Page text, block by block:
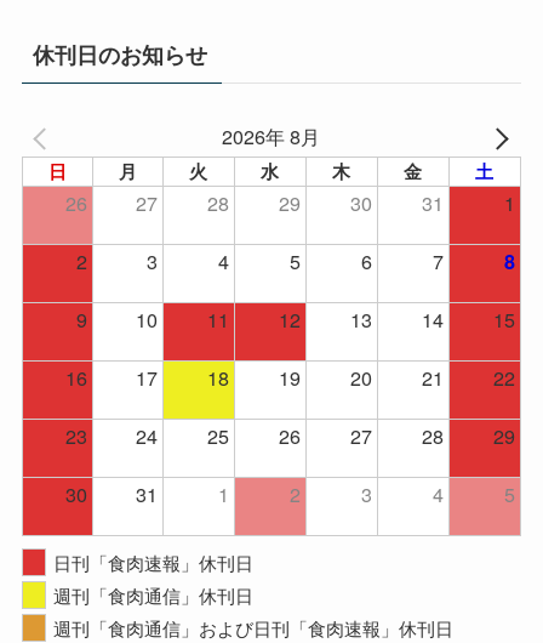
イ
ブ
休刊日のお知らせ
2026年 8月
日 月 火 水 木 金 土
26 27 28 29 30 31
1
2
3 4 5 6 7 8
9 10 11 12 13 14
15
16
17 18 19 20 21
22
23
24 25 26 27 28
29
30
31 1 2 3 4 5
日刊「食肉速報」休刊日
週刊「食肉通信」休刊日
週刊「食肉通信」および日刊「食肉速報」休刊日